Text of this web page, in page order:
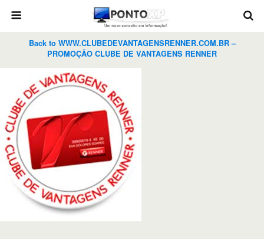
Back to WWW.CLUBEDEVANTAGENSRENNER.COM.BR –
PROMOÇÃO CLUBE DE VANTAGENS RENNER